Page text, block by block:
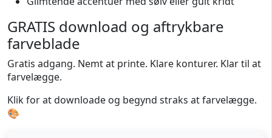
GRATIS download og aftrykbare
farveblade
Gratis adgang. Nemt at printe. Klare konturer. Klar til at
farvelægge.
Klik for at downloade og begynd straks at farvelægge.
🎨